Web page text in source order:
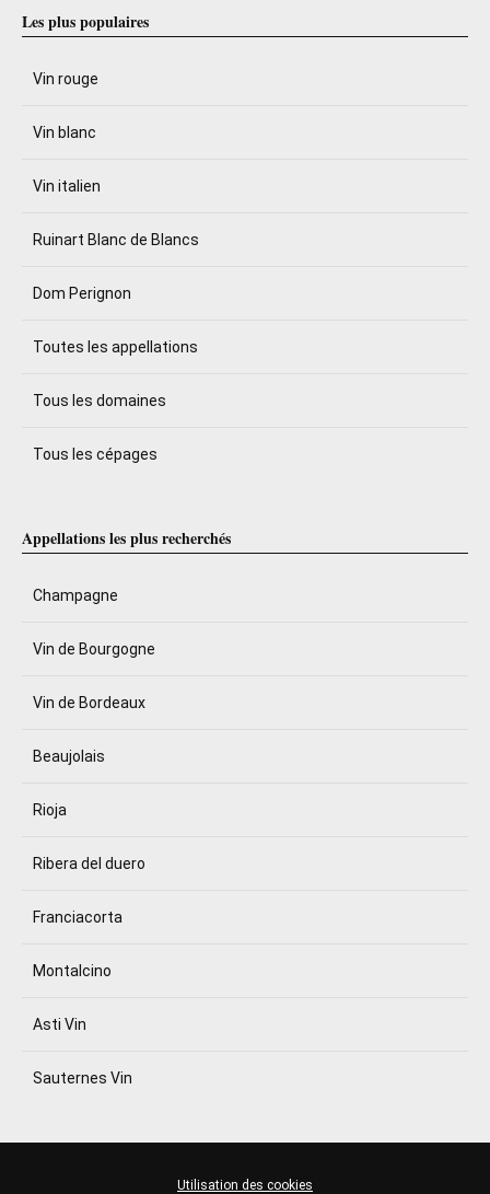
Les plus populaires
Vin rouge
Vin blanc
Vin italien
Ruinart Blanc de Blancs
Dom Perignon
Toutes les appellations
Tous les domaines
Tous les cépages
Appellations les plus recherchés
Champagne
Vin de Bourgogne
Vin de Bordeaux
Beaujolais
Rioja
Ribera del duero
Franciacorta
Montalcino
Asti Vin
Sauternes Vin
Utilisation des cookies